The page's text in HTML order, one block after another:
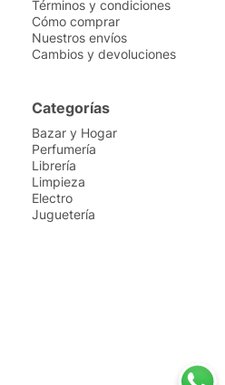
Términos y condiciones
Cómo comprar
Nuestros envíos
Cambios y devoluciones
Categorías
Bazar y Hogar
Perfumería
Librería
Limpieza
Electro
Juguetería